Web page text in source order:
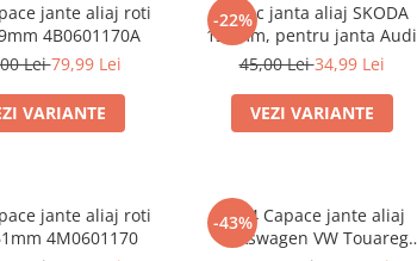
jante aliaj roti
4B0601170A
Lei79,99 Lei
VARIANTE
-22%
Capac janta aliaj SKODA
135mm, pentru janta Audi
4F0601165N
45,00 Lei34,99 Lei
VEZI VARIANTE
jante aliaj roti
4M0601170
-43%
Set 4 Capace jante aliaj
Volkswagen VW Touareg